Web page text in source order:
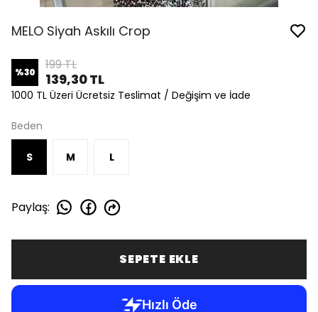
MELO Siyah Askılı Crop
%30 199 TL
139,30 TL
1000 TL Üzeri Ücretsiz Teslimat / Değişim ve İade
Beden
S M L
Paylaş:
SEPETE EKLE